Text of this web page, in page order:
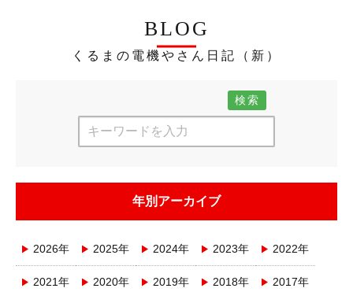
BLOG
くるまの電機やさん日記（新）
検索
年別アーカイブ
2026年 2025年 2024年 2023年 2022年
2021年 2020年 2019年 2018年 2017年